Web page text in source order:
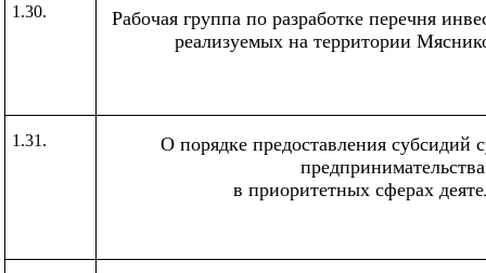
1.30.
Рабочая группа по разработке перечня
реализуемых на территории
1.31.
О порядке предоставления субсидий
предпринимательства
в приоритетных сферах